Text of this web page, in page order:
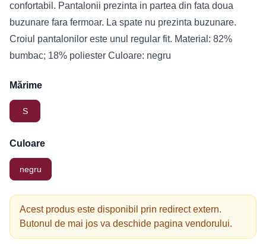
confortabil. Pantalonii prezinta in partea din fata doua
buzunare fara fermoar. La spate nu prezinta buzunare.
Croiul pantalonilor este unul regular fit. Material: 82%
bumbac; 18% poliester Culoare: negru
Mărime
S
Culoare
negru
Acest produs este disponibil prin redirect extern.
Butonul de mai jos va deschide pagina vendorului.